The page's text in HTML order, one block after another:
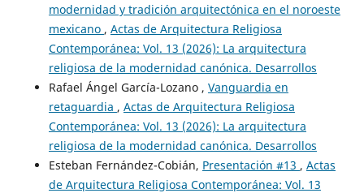
modernidad y tradición arquitectónica en el noroeste
mexicano , Actas de Arquitectura Religiosa
Contemporánea: Vol. 13 (2026): La arquitectura
religiosa de la modernidad canónica. Desarrollos
Rafael Ángel García-Lozano , Vanguardia en
retaguardia , Actas de Arquitectura Religiosa
Contemporánea: Vol. 13 (2026): La arquitectura
religiosa de la modernidad canónica. Desarrollos
Esteban Fernández-Cobián, Presentación #13 , Actas
de Arquitectura Religiosa Contemporánea: Vol. 13